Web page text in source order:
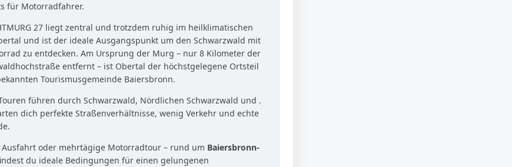
für Motorradfahrer.
27 liegt zentral und trotzdem ruhig im heilklimatischen
und ist der ideale Ausgangspunkt um den Schwarzwald mit
zu entdecken. Am Ursprung der Murg – nur 8 Kilometer der
entfernt – ist Obertal der höchstgelegene Ortsteil
Tourismusgemeinde Baiersbronn.
führen durch Schwarzwald, Nördlichen Schwarzwald und .
dich perfekte Straßenverhältnisse, wenig Verkehr und echte
Ausfahrt oder mehrtägige Motorradtour – rund um Baiersbronn-
du ideale Bedingungen für einen gelungenen